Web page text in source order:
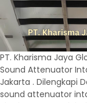
PT. Kharisma Jaya
Sound Attenuator
Jakarta . Dilengkapi
sound attenuator